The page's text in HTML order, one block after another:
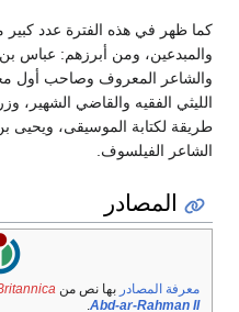
كما ظهر في هذه الفترة عدد كبير من
والمبدعين، ومن أبرزهم: عباس
والشاعر المعروف وصاحب أول
الليثي الفقيه والقاضي الشهير،
طريقة لكتابة الموسيقى، ويحيى
الشاعر الفيلسوف.
المصادر
معرفة المصادر بها نص من the
Abd-ar-Rahman II
.